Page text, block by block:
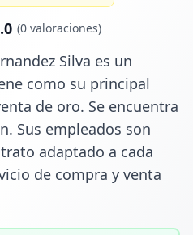
(0valoraciones)
Silva es un
como su principal
de oro. Se encuentra
Sus empleados son
adaptado a cada
de compra y venta